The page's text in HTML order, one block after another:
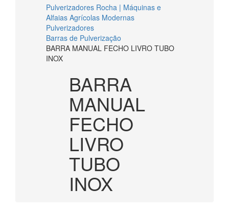
Pulverizadores Rocha | Máquinas e
Alfaias Agrícolas Modernas
Pulverizadores
Barras de Pulverização
BARRA MANUAL FECHO LIVRO TUBO
INOX
BARRA
MANUAL
FECHO
LIVRO
TUBO
INOX